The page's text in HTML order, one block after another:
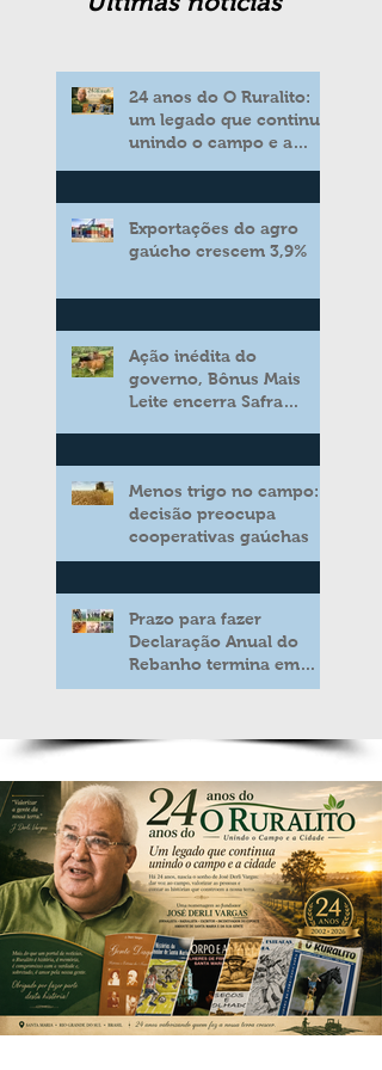
24 anos do O Ruralito:
um legado que continua
unindo o campo e a
Exportações do agro
gaúcho crescem 3,9%
Ação inédita do
governo, Bônus Mais
Leite encerra Safra
aos produtores de leite
Menos trigo no campo:
decisão preocupa
cooperativas gaúchas
Prazo para fazer
Declaração Anual do
Rebanho termina em
duas semanas